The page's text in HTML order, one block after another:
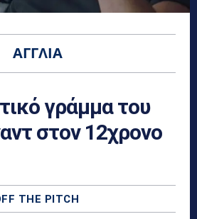
AΓΓΛΊΑ
γράμμα του
στον 12χρονο
THE PITCH